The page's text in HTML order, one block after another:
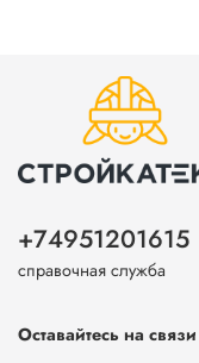
+74951201615
справочная служба
Оставайтесь на связи